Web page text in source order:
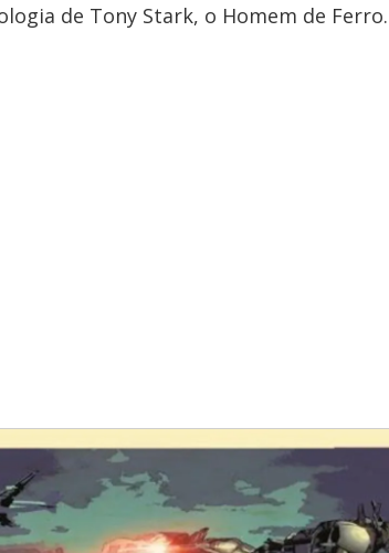
de Tony Stark, o Homem de Ferro.